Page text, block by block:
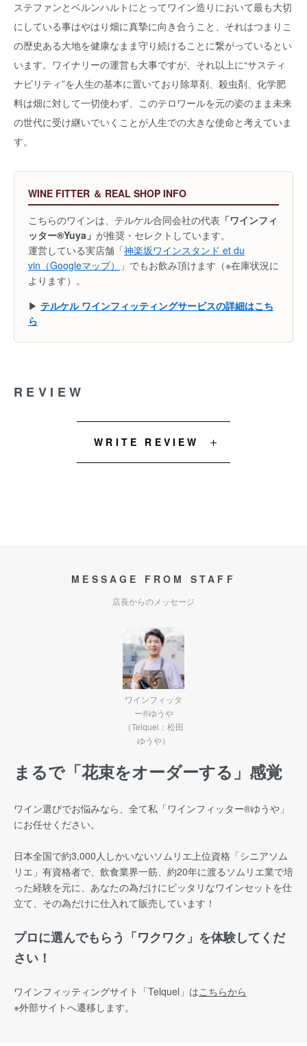
ステファンとベルンハルトにとってワイン造りにおいて最も大切
にしている事はやはり畑に真摯に向き合うこと、それはつまりこ
の歴史ある大地を健康なまま守り続けることに繋がっているとい
います。ワイナリーの運営も大事ですが、それ以上に“サスティ
ナビリティ”を人生の基本に置いており除草剤、殺虫剤、化学肥
料は畑に対して一切使わず、このテロワールを元の姿のまま未来
の世代に受け継いでいくことが人生での大きな使命と考えていま
す。
WINE FITTER ＆ REAL SHOP INFO
こちらのワインは、テルケル合同会社の代表 「ワインフィ
ッター®Yuya」 が推奨・セレクトしています。
運営している実店舗「神楽坂ワインスタンド et du
vin（Googleマップ）
」でもお飲み頂けます（※在庫状況に
よります）。
▶ テルケル ワインフィッティングサービスの詳細はこち
ら
REVIEW
WRITE REVIEW
MESSAGE FROM STAFF
店長からのメッセージ
ワインフィッタ
ー®ゆうや
（Telquel：松田
ゆうや）
まるで「花束をオーダーする」感覚
ワイン選びでお悩みなら、全て私「ワインフィッター®︎ゆうや」
にお任せください。
日本全国で約3,000人しかいないソムリエ上位資格「シニアソム
リエ」有資格者で、飲食業界一筋、約20年に渡るソムリエ業で培
った経験を元に、あなたの為だけにピッタリなワインセットを仕
立て、その為だけに仕入れて販売しています！
プロに選んでもらう「ワクワク」を体験してくだ
さい！
ワインフィッティングサイト 「Telquel」はこちらから
※外部サイトへ遷移します。